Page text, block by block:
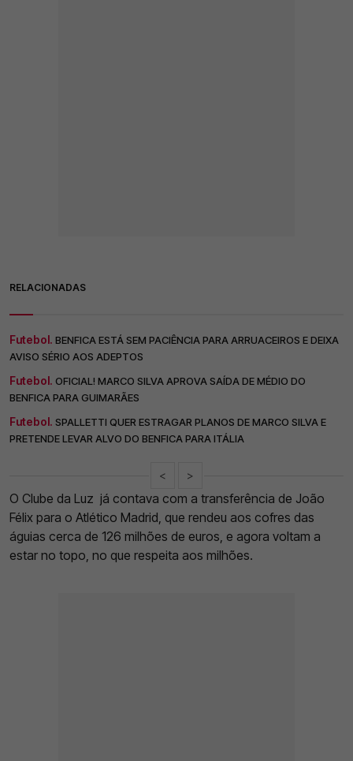
RELACIONADAS
Futebol. BENFICA ESTÁ SEM PACIÊNCIA PARA ARRUACEIROS E DEIXA
AVISO SÉRIO AOS ADEPTOS
Futebol. OFICIAL! MARCO SILVA APROVA SAÍDA DE MÉDIO DO
BENFICA PARA GUIMARÃES
Futebol. SPALLETTI QUER ESTRAGAR PLANOS DE MARCO SILVA E
PRETENDE LEVAR ALVO DO BENFICA PARA ITÁLIA
< >
O Clube da Luz já contava com a transferência de João
Félix para o Atlético Madrid, que rendeu aos cofres das
águias cerca de 126 milhões de euros, e agora voltam a
estar no topo, no que respeita aos milhões.